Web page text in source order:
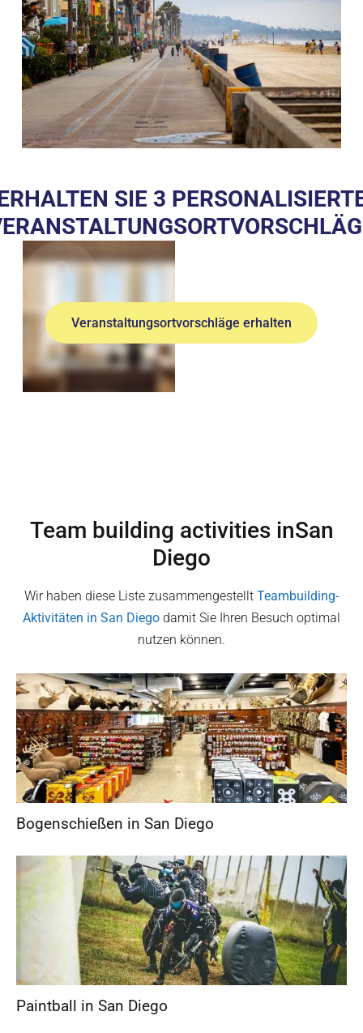
SIE 3
Veranstaltungsortvorschläge erhalten
Team building activities inSan
Diego
Wir haben diese Liste zusammengestellt Teambuilding-
Aktivitäten in San Diego damit Sie Ihren Besuch optimal
nutzen können.
Bogenschießen in San Diego
Paintball in San Diego